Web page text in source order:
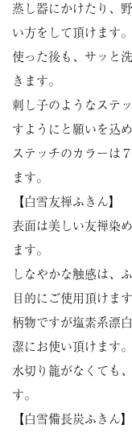
蒸し器にかけたり、
い方をして頂けます。
使った後も、サッと
きます。
刺し子のようなステ
すようにと願いを込め
ステッチのカラーは
ます。
【白雪友禅ふきん】
表面は美しい友禅染
ます。
しなやかな触感は、
目的にご使用頂けます
柄物ですが塩素系漂
潔にお使い頂けます。
水切り籠がなくても
す。
【白雪備長炭ふきん】